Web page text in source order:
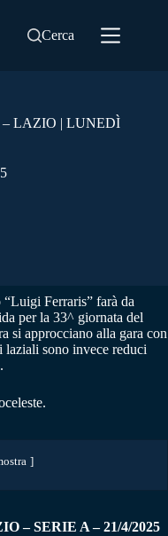
Cerca
LAZIO | LUNEDÌ
Ferraris” farà da
per la 33^ giornata del
si approcciano alla gara con
laziali sono invece reduci
–SERIE A – 21/4/2025